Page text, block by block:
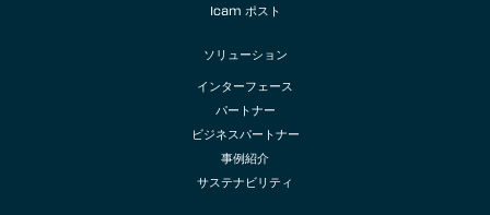
Icam ポスト
ソリューション
インターフェース
パートナー
ビジネスパートナー
事例紹介
サステナビリティ